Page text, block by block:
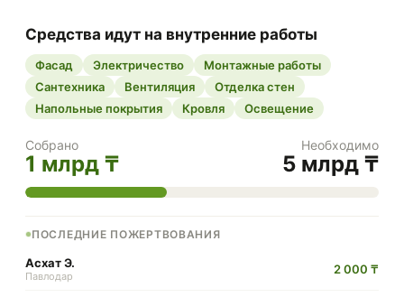
Средства идут на внутренние работы
Фасад Электричество
Монтажные работы
Сантехника
Вентиляция
Отделка стен
Напольные покрытия
Кровля Освещение
Собрано
1 млрд ₸
Необходимо
5 млрд ₸
ПОСЛЕДНИЕ ПОЖЕРТВОВАНИЯ
Асхат Э.
Павлодар 2 000 ₸